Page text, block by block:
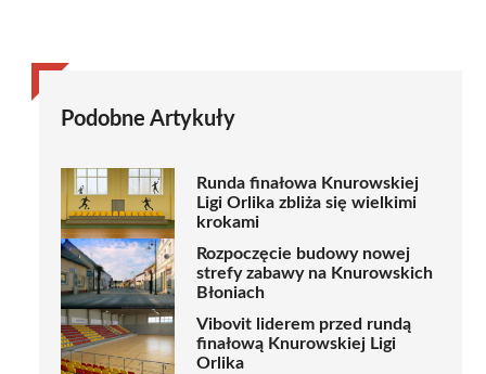
Podobne Artykuły
Runda finałowa Knurowskiej
Ligi Orlika zbliża się wielkimi
krokami
Rozpoczęcie budowy nowej
strefy zabawy na Knurowskich
Błoniach
Vibovit liderem przed rundą
finałową Knurowskiej Ligi
Orlika